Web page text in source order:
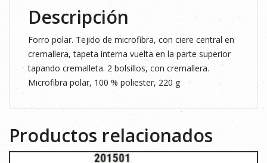
Descripción
Forro polar. Tejido de microfibra, con ciere central en
cremallera, tapeta interna vuelta en la parte superior
tapando cremalleta. 2 bolsillos, con cremallera.
Microfibra polar, 100 % poliester, 220 g
Productos relacionados